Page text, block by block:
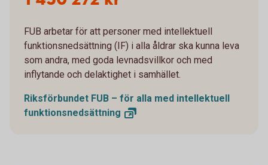
FUB arbetar för att personer med intellektuell
funktionsnedsättning (IF) i alla åldrar ska kunna leva
som andra, med goda levnadsvillkor och med
inflytande och delaktighet i samhället.
Riksförbundet FUB – för alla med intellektuell
funktionsnedsättning